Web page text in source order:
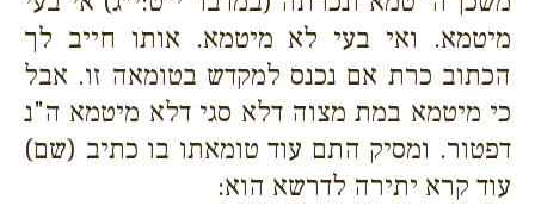
מיטמא. ואי בעי לא מיטמא. אותו חייב לך
הכתוב כרת אם נכנס למקדש בטומאה זו. אבל
כי מיטמא במת מצוה דלא סגי דלא מיטמא ה"נ
דפטור. ומסיק התם עוד טומאתו בו כתיב (שם)
עוד קרא יתירה לדרשא הוא: